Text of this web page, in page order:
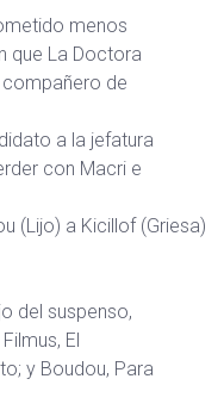
menos
que La Doctora
de
a la jefatura
con Macri e
del suspenso,
El
y Boudou, Para